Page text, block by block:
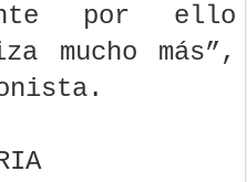
por ello
mucho más”,